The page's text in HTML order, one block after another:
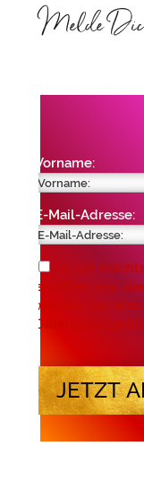
Melde
Vorname:
E-Mail-Adresse:
Ja, ich
erhalten und
werden. Ich
JETZT